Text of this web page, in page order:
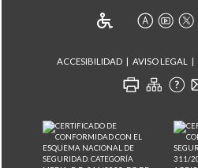
ACCESIBILIDAD AVISO LEGAL